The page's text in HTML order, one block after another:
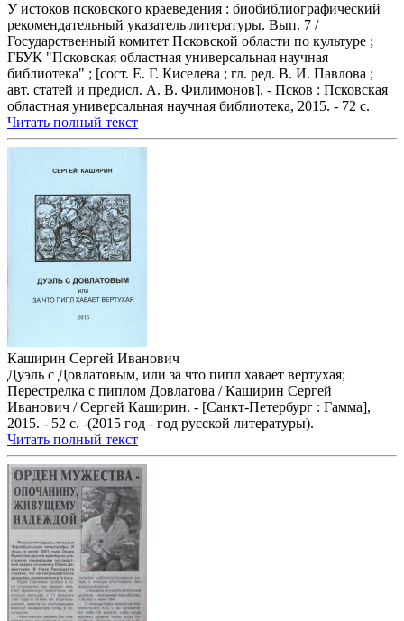
У истоков псковского краеведения : биобиблиографический
рекомендательный указатель литературы. Вып. 7 /
Государственный комитет Псковской области по культуре ;
ГБУК "Псковская областная универсальная научная
библиотека" ; [сост. Е. Г. Киселева ; гл. ред. В. И. Павлова ;
авт. статей и предисл. А. В. Филимонов]. - Псков : Псковская
областная универсальная научная библиотека, 2015. - 72 с.
Читать полный текст
Каширин Сергей Иванович
Дуэль с Довлатовым, или за что пипл хавает вертухая;
Перестрелка с пиплом Довлатова / Каширин Сергей
Иванович / Сергей Каширин. - [Санкт-Петербург : Гамма],
2015. - 52 с. -(2015 год - год русской литературы).
Читать полный текст